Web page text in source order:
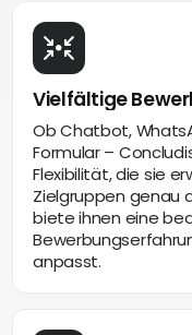
Vielfältige
Ob Chatbot,
Formular –
Flexibilität, die sie
Zielgruppen genau
biete ihnen eine
anpasst.